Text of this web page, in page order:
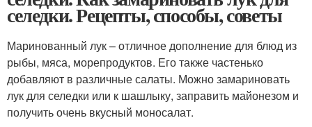
селедки. Рецепты, способы, советы
Маринованный лук – отличное дополнение для блюд из
рыбы, мяса, морепродуктов. Его также частенько
добавляют в различные салаты. Можно замариновать
лук для селедки или к шашлыку, заправить майонезом и
получить очень вкусный моносалат.